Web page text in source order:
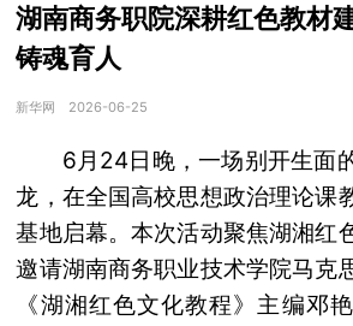
湖南商务职院深耕红色教材
铸魂育人
新华网 2026-06-25
6月24日晚，一场别开生面
龙，在全国高校思想政治理论课
基地启幕。本次活动聚焦湖湘红
邀请湖南商务职业技术学院马克
《湖湘红色文化教程》主编邓